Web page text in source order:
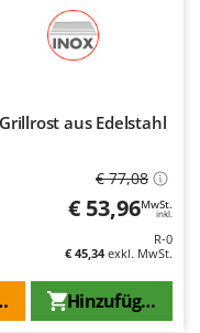
aus Edelstahl
€ 77,08
€ 53,96MwSt.
inkl.
R-0
€ 45,34exkl. MwSt.
Hinzufügen
Sie